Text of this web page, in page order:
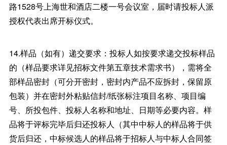
路1528号上海世和酒店二楼一号会议室，届时请投标人派
授权代表出席开标仪式。
14.样品（如有）递交要求：投标人如按要求递交投标样品
的（样品要求详见招标文件第五章技术需求书），需将全
部样品密封（可分开密封，密封内产品不应拆封，保留原
包装）并在密封外粘贴信封/纸张标注项目名称、项目编
号、所投包件、投标人名称和地址、日期等必要内容。样
品将于评标完毕后归还投标人（其中中标人的样品将于供
货后归还，中标候选人的样品将于招标人与中标人合同签